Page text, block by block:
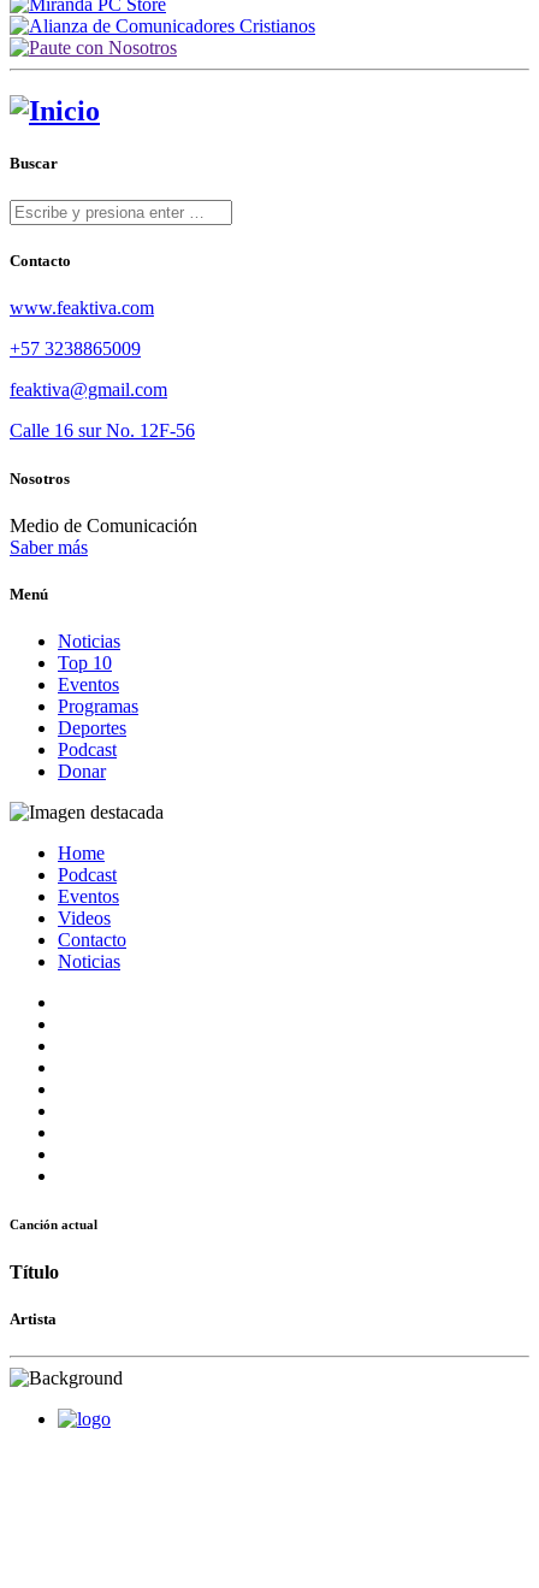
Buscar
Contacto
www.feaktiva.com
+57 3238865009
feaktiva@gmail.com
Calle 16 sur No. 12F-56
Nosotros
Medio de Comunicación
Saber más
Menú
Noticias
Top 10
Eventos
Programas
Deportes
Podcast
Donar
Home
Podcast
Eventos
Videos
Contacto
Noticias
Canción actual
Título
Artista